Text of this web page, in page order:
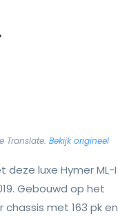
Translate. Bekijk origineel
luxe Hymer ML-I
Gebouwd op het
met 163 pk en